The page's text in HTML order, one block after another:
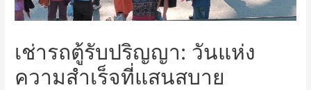
เช่ารถตู้รับปริญญา: วันแห่ง
ความสำเร็จที่แสนสบาย